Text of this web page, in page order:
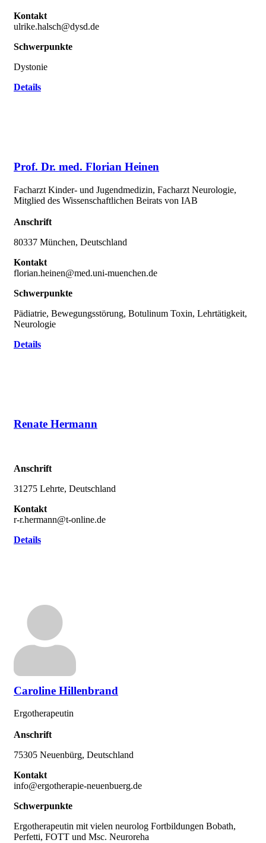
Kontakt
ulrike.halsch@dysd.de
Schwerpunkte
Dystonie
Details
Prof. Dr. med. Florian Heinen
Facharzt Kinder- und Jugendmedizin, Facharzt Neurologie,
Mitglied des Wissenschaftlichen Beirats von IAB
Anschrift
80337 München, Deutschland
Kontakt
florian.heinen@med.uni-muenchen.de
Schwerpunkte
Pädiatrie, Bewegungsstörung, Botulinum Toxin, Lehrtätigkeit,
Neurologie
Details
Renate Hermann
Anschrift
31275 Lehrte, Deutschland
Kontakt
r-r.hermann@t-online.de
Details
Caroline Hillenbrand
Ergotherapeutin
Anschrift
75305 Neuenbürg, Deutschland
Kontakt
info@ergotherapie-neuenbuerg.de
Schwerpunkte
Ergotherapeutin mit vielen neurolog Fortbildungen Bobath,
Perfetti, FOTT und Msc. Neuroreha